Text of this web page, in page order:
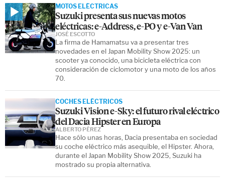
MOTOS ELÉCTRICAS
Suzuki presenta sus nuevas motos
eléctricas: e-Address, e-PO y e-Van Van
La firma de Hamamatsu va a presentar tres
novedades en el Japan Mobility Show 2025: un
scooter ya conocido, una bicicleta eléctrica con
consideración de ciclomotor y una moto de los años
70.
JOSÉ ESCOTTO
COCHES ELÉCTRICOS
Suzuki Vision e-Sky: el futuro rival eléctrico
del Dacia Hipster en Europa
Hace sólo unas horas, Dacia presentaba en sociedad
su coche eléctrico más asequible, el Hipster. Ahora,
durante el Japan Mobility Show 2025, Suzuki ha
mostrado su propia alternativa.
ALBERTO PÉREZ